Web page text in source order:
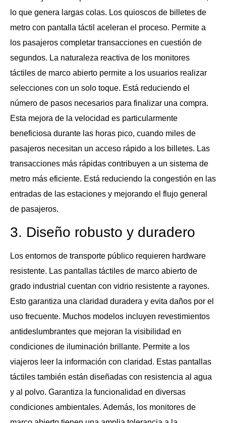
lo que genera largas colas. Los quioscos de billetes de
metro con pantalla táctil aceleran el proceso. Permite a
los pasajeros completar transacciones en cuestión de
segundos. La naturaleza reactiva de los monitores
táctiles de marco abierto permite a los usuarios realizar
selecciones con un solo toque. Está reduciendo el
número de pasos necesarios para finalizar una compra.
Esta mejora de la velocidad es particularmente
beneficiosa durante las horas pico, cuando miles de
pasajeros necesitan un acceso rápido a los billetes. Las
transacciones más rápidas contribuyen a un sistema de
metro más eficiente. Está reduciendo la congestión en las
entradas de las estaciones y mejorando el flujo general
de pasajeros.
3. Diseño robusto y duradero
Los entornos de transporte público requieren hardware
resistente. Las pantallas táctiles de marco abierto de
grado industrial cuentan con vidrio resistente a rayones.
Esto garantiza una claridad duradera y evita daños por el
uso frecuente. Muchos modelos incluyen revestimientos
antideslumbrantes que mejoran la visibilidad en
condiciones de iluminación brillante. Permite a los
viajeros leer la información con claridad. Estas pantallas
táctiles también están diseñadas con resistencia al agua
y al polvo. Garantiza la funcionalidad en diversas
condiciones ambientales. Además, los monitores de